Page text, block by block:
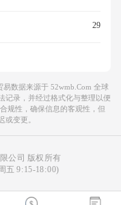
29
易数据来源于 52wmb.com 全球
记录，并经过格式化与整理以便
规性，确保信息的客观性，但
或变更。
公司 版权所有
五 9:15-18:00)